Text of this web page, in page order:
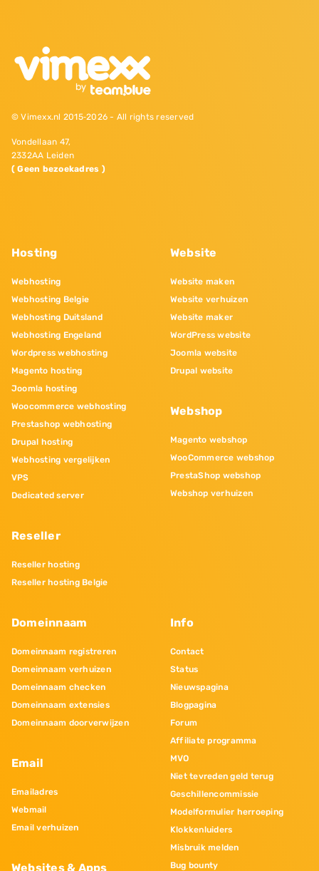
© Vimexx.nl 2015‐2026 - All rights reserved
Vondellaan 47,
2332AA Leiden
( Geen bezoekadres )
Hosting
Webhosting
Webhosting Belgie
Webhosting Duitsland
Webhosting Engeland
Wordpress webhosting
Magento hosting
Joomla hosting
Woocommerce webhosting
Prestashop webhosting
Drupal hosting
Webhosting vergelijken
VPS
Dedicated server
Reseller
Reseller hosting
Reseller hosting Belgie
Website
Website maken
Website verhuizen
Website maker
WordPress website
Joomla website
Drupal website
Webshop
Magento webshop
WooCommerce webshop
PrestaShop webshop
Webshop verhuizen
Domeinnaam
Domeinnaam registreren
Domeinnaam verhuizen
Domeinnaam checken
Domeinnaam extensies
Domeinnaam doorverwijzen
Email
Emailadres
Webmail
Email verhuizen
Websites & Apps
Info
Contact
Status
Nieuwspagina
Blogpagina
Forum
Affiliate programma
MVO
Niet tevreden geld terug
Geschillencommissie
Modelformulier herroeping
Klokkenluiders
Misbruik melden
Bug bounty